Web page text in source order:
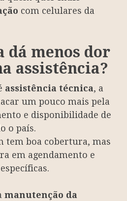
com celulares da
dá menos dor
assistência?
assistência técnica, a
um pouco mais pela
e disponibilidade de
o país.
tem boa cobertura, mas
em agendamento e
manutenção da